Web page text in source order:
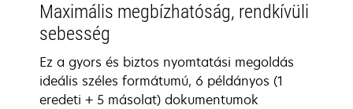
Maximális megbízhatóság, rendkívüli
sebesség
Ez a gyors és biztos nyomtatási megoldás
ideális széles formátumú, 6 példányos (1
eredeti + 5 másolat) dokumentumok